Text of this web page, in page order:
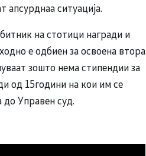
апсурднаа ситуација.
на стотици награди и
е одбиен за освоена втора
зошто нема стипендии за
од 15години на кои им се
до Управен суд.